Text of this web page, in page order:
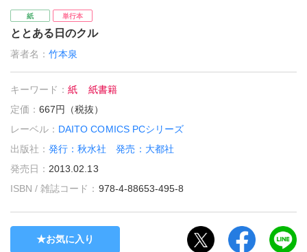
紙 単行本
ととある日のクル
著者名：竹本泉
キーワード：紙
紙書籍
定価：667円（税抜）
レーベル： DAITO COMICS PCシリーズ
出版社：発行：秋水社 発売：大都社
発売日： 2013.02.13
ISBN / 雑誌コード： 978-4-88653-495-8
お気に入り